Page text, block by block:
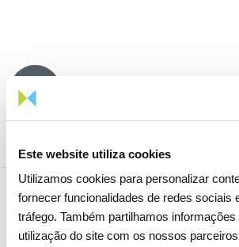
Este website utiliza cookies
Utilizamos cookies para personalizar
fornecer funcionalidades de redes sociais
tráfego. Também partilhamos
utilização do site com os nossos
Notícias relacionadas